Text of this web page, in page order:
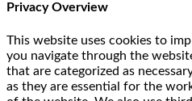
Privacy Overview
This website uses cookies to
you navigate through the
that are categorized as
as they are essential for the